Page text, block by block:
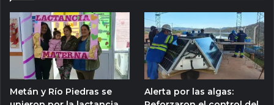
Metán y Río Piedras se
Alerta por las algas: